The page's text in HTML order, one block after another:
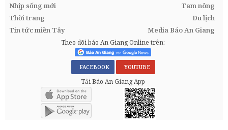
Nhịp sống mới
Tam nông
Thời trang
Du lịch
Tin tức miền Tây
Media Báo An Giang
Theo dõi báo An Giang Online trên:
FACEBOOK YOUTUBE
Tải Báo An Giang App